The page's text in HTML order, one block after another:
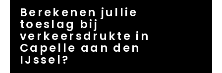
Berekenen jullie
toeslag bij
verkeersdrukte in
Capelle aan den
IJssel?